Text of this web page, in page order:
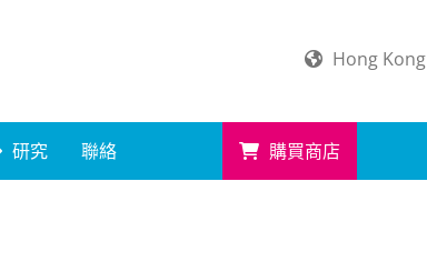
Hong Kong
研究 聯絡 購買商店